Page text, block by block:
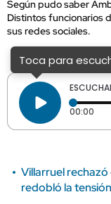
Según pudo saber
Distintos funcionarios
sus redes sociales.
Toca para
00:00
Villarruel
redobló la